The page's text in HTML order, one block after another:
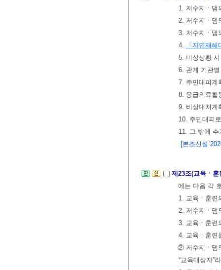
1. 저수지ㆍ댐
2. 저수지ㆍ댐
3. 저수지ㆍ댐
4.
「자연재
5. 비상상황
6. 관계 기관
7. 주민대피계
8. 응급의료활
9. 비상대처계
10. 주민대피
11. 그 밖에
[본조신설
제23조(교육ㆍ
에는 다음 각
1. 교육ㆍ훈련
2. 저수지ㆍ댐
3. 교육ㆍ훈련
4. 교육ㆍ훈련
② 저수지ㆍ댐
“교육대상자”